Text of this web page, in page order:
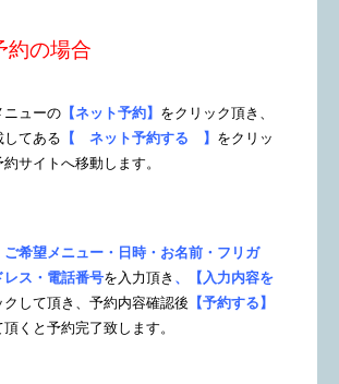
の場合
ニューの 【ネット予約】 をクリック頂き、
してある 【 ネット予約する 】 をクリッ
サイトへ移動します。
ご希望メニュー・日時・お名前・フリガ
ス・電話番号を入力頂き 、【入力内容を
クして頂き、予約内容確認後 【予約する】
くと予約完了致します。